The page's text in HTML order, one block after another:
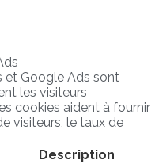
et Google Ads sont
les visiteurs
cookies aident à fournir
visiteurs, le taux de
Description